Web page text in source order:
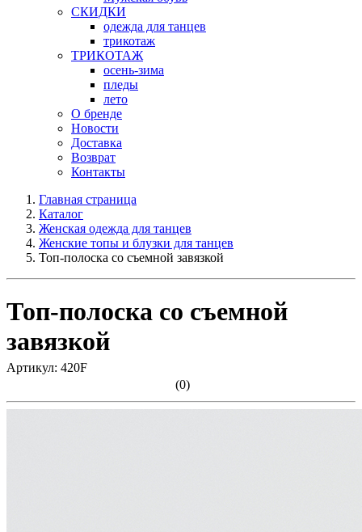
СКИДКИ
одежда для танцев
трикотаж
ТРИКОТАЖ
осень-зима
пледы
лето
О бренде
Новости
Доставка
Возврат
Контакты
Главная страница
Каталог
Женская одежда для танцев
Женские топы и блузки для танцев
Топ-полоска со съемной завязкой
Топ-полоска со съемной
завязкой
Артикул: 420F
(0)